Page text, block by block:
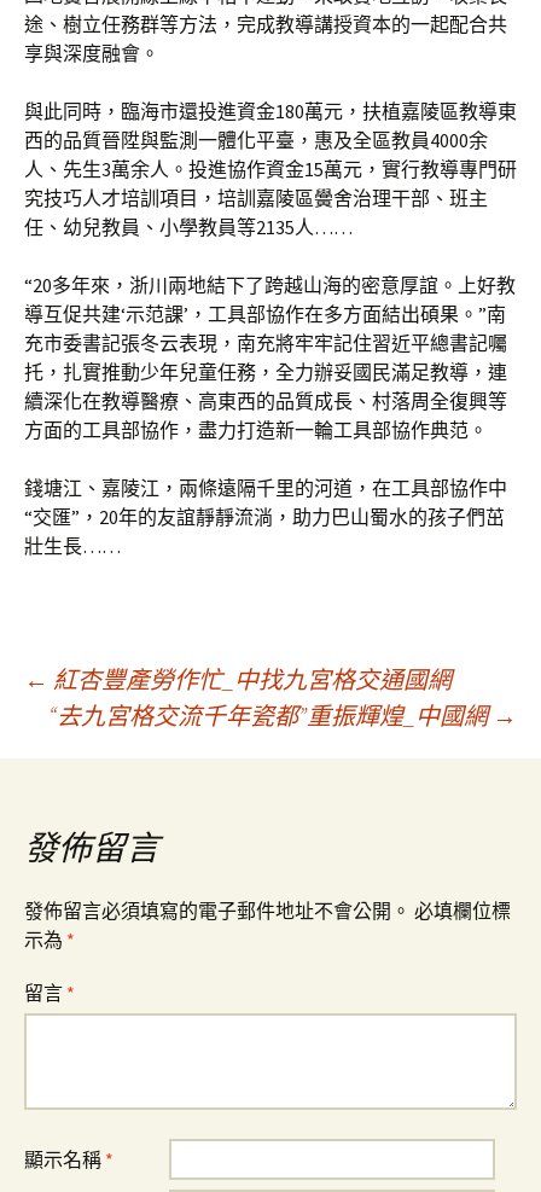
途、樹立任務群等方法，完成教導講授資本的一起配合共
享與深度融會。
與此同時，臨海市還投進資金180萬元，扶植嘉陵區教導東
西的品質晉陞與監測一體化平臺，惠及全區教員4000余
人、先生3萬余人。投進協作資金15萬元，實行教導專門研
究技巧人才培訓項目，培訓嘉陵區黌舍治理干部、班主
任、幼兒教員、小學教員等2135人……
“20多年來，浙川兩地結下了跨越山海的密意厚誼。上好教
導互促共建‘示范課’，工具部協作在多方面結出碩果。”南
充市委書記張冬云表現，南充將牢牢記住習近平總書記囑
托，扎實推動少年兒童任務，全力辦妥國民滿足教導，連
續深化在教導醫療、高東西的品質成長、村落周全復興等
方面的工具部協作，盡力打造新一輪工具部協作典范。
錢塘江、嘉陵江，兩條遠隔千里的河道，在工具部協作中
“交匯”，20年的友誼靜靜流淌，助力巴山蜀水的孩子們茁
壯生長……
文
章
導
覽
← 紅杏豐產勞作忙_中找九宮格交通國網
“去九宮格交流千年瓷都”重振輝煌_中國網 →
發佈留言
發佈留言必須填寫的電子郵件地址不會公開。 必填欄位標
示為 *
留言 *
顯示名稱 *